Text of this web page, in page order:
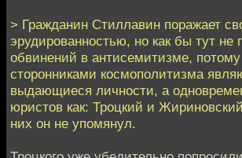
> Гражданин Стиллавин поражает
эрудированностью, но как бы тут не
обвинений в антисемитизме,
сторонниками космополитизма
выдающиеся личности, а
юристов как: Троцкий и
них он не упомянул.